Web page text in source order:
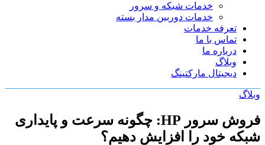
خدمات شبکه و سرور
خدمات دوربین مدار بسته
تعرفه خدمات
تماس با ما
درباره ما
وبلاگ
دیجیتال مارکتینگ
وبلاگ
فروش سرور HP: چگونه سرعت و پایداری
شبکه خود را افزایش دهیم؟